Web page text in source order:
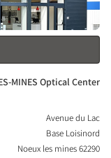
חנות:
MINES Optical Center
Avenue du Lac
Base Loisinord
62290 Noeux les mines